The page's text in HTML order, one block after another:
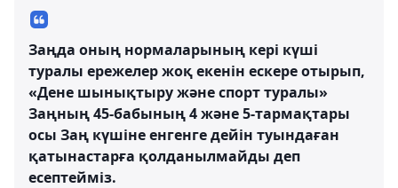
Заңда оның нормаларының кері күші
туралы ережелер жоқ екенін ескере отырып,
«Дене шынықтыру және спорт туралы»
Заңның 45-бабының 4 және 5-тармақтары
осы Заң күшіне енгенге дейін туындаған
қатынастарға қолданылмайды деп
есептейміз.